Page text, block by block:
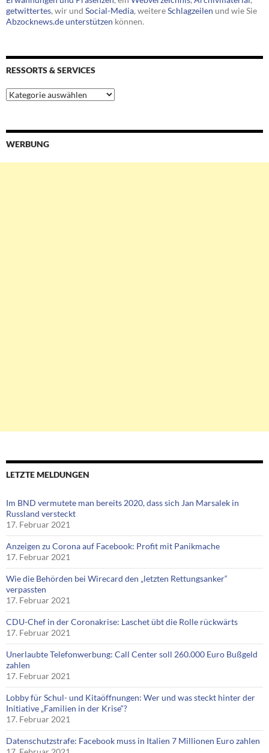
getwittertes, wir und Social-Media, weitereSchlagzeilen und wie Sie
Abzocknews.de unterstützen können.
RESSORTS & SERVICES
Ressorts
&
WERBUNG
LETZTE MELDUNGEN
Im BND vermutete man bereits 2020, dass sich Jan Marsalek in
Russland versteckt
17. Februar 2021
Anzeigen zu Corona auf Facebook: Profit mit Panikmache
17. Februar 2021
Wie die Behörden bei Wirecard den „letzten Rettungsanker“
verpassten
17. Februar 2021
CDU-Chef in der Coronakrise: Laschet übt die Rolle rückwärts
17. Februar 2021
Unerlaubte Telefonwerbung: Call Center soll 260.000 Euro Bußgeld
zahlen
17. Februar 2021
Lobby für Schul- und Kitaöffnungen: Wer und was steckt hinter der
Initiative „Familien in der Krise“?
17. Februar 2021
Datenschutzstrafe: Facebook muss in Italien 7 Millionen Euro zahlen